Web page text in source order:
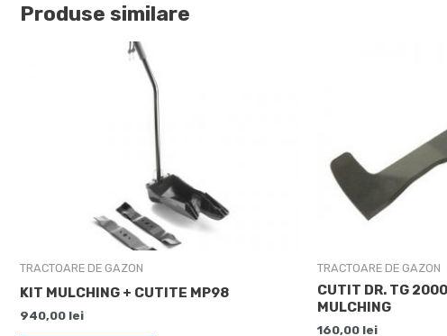
Produse similare
TRACTOARE DE GAZON
KIT MULCHING + CUTITE MP98
940,00 lei
TRACTOARE DE GAZON
CUTIT DR. TG
MULCHING
160,00 lei